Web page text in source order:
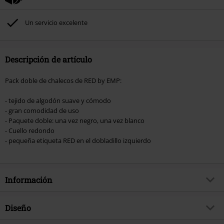
Rammstein, (Till) Lindemann, Böhse Onkelz, Broilers, Die Ärzte, Die Toten
Hosen, Metality, Funko Pop!, vales regalo y artículos que incluyan una
Un servicio excelente
Descripción de artículo
Pack doble de chalecos de RED by EMP:
- tejido de algodón suave y cómodo
- gran comodidad de uso
- Paquete doble: una vez negro, una vez blanco
- Cuello redondo
- pequeña etiqueta RED en el dobladillo izquierdo
Información
Artículo no.
Diseño